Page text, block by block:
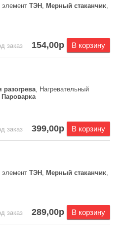
элемент ТЭН , Мерный стаканчик,
заказ 154,00р В корзину
разогрева, Нагревательный
Пароварка
заказ 399,00р В корзину
элемент ТЭН , Мерный стаканчик,
заказ 289,00р В корзину